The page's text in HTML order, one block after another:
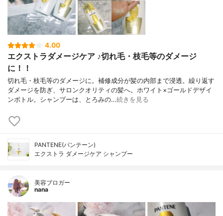
4.00
エクストラダメージケア ♪切れ毛・枝毛等のダメージ
に！！
切れ毛・枝毛等のダメージに。補修成分が髪の内部まで浸透。繰り返す
ダメージを防ぎ、サロンクオリティの髪へ。ホワイト×ゴールドデザイ
ンボトル。シャンプーは、とろみの…続きを見る
PANTENE(パンテーン)
エクストラ ダメージケア シャンプー
美容ブロガー
nana